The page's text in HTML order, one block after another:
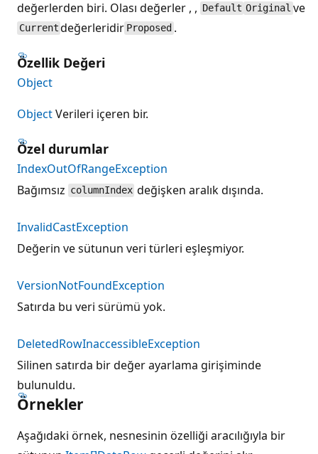
değerlerden biri. Olası değerler , , Default Original ve
Current değerleridir Proposed .
Özellik Değeri
Object
ObjectVerileri içeren bir.
Özel durumlar
IndexOutOfRangeException
Bağımsız columnIndex değişken aralık dışında.
InvalidCastException
Değerin ve sütunun veri türleri eşleşmiyor.
VersionNotFoundException
Satırda bu veri sürümü yok.
DeletedRowInaccessibleException
Silinen satırda bir değer ayarlama girişiminde
bulunuldu.
Örnekler
Aşağıdaki örnek, nesnesinin özelliği aracılığıyla bir